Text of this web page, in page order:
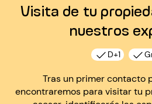
Visita de tu
nuestros
D+1
Tras un primer contacto
encontraremos para visitar tu